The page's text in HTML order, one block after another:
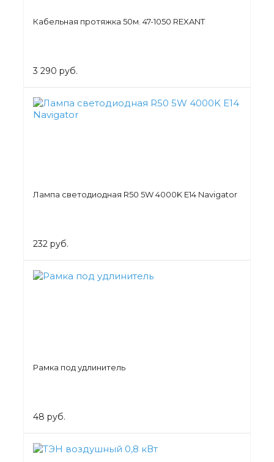
Кабельная протяжка 50м. 47-1050 REXANT
3 290 руб.
Лампа светодиодная R50 5W 4000K E14 Navigator
232 руб.
Рамка под удлинитель
48 руб.